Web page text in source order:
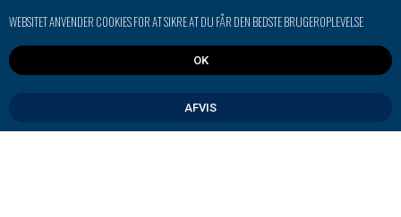
WEBSITET ANVENDER COOKIES FOR AT SIKRE AT DU FÅR DEN BEDSTE BRUGEROPLEVELSE
OK
AFVIS